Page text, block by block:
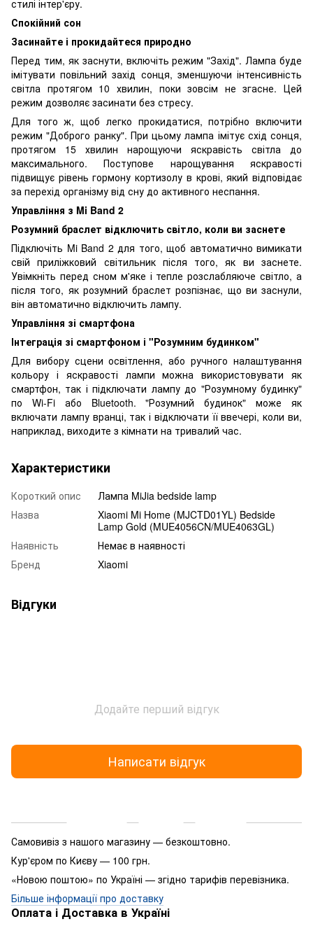
стилі інтер'єру.
Спокійний сон
Засинайте і прокидайтеся природно
Перед тим, як заснути, включіть режим "Захід". Лампа буде
імітувати повільний захід сонця, зменшуючи інтенсивність
світла протягом 10 хвилин, поки зовсім не згасне. Цей
режим дозволяє засинати без стресу.
Для того ж, щоб легко прокидатися, потрібно включити
режим "Доброго ранку". При цьому лампа імітує схід сонця,
протягом 15 хвилин нарощуючи яскравість світла до
максимального. Поступове нарощування яскравості
підвищує рівень гормону кортизолу в крові, який відповідає
за перехід організму від сну до активного неспання.
Управління з Mi Band 2
Розумний браслет відключить світло, коли ви заснете
Підключіть Mi Band 2 для того, щоб автоматично вимикати
свій приліжковий світильник після того, як ви заснете.
Увімкніть перед сном м'яке і тепле розслабляюче світло, а
після того, як розумний браслет розпізнає, що ви заснули,
він автоматично відключить лампу.
Управління зі смартфона
Інтеграція зі смартфоном і "Розумним будинком"
Для вибору сцени освітлення, або ручного налаштування
кольору і яскравості лампи можна використовувати як
смартфон, так і підключати лампу до "Розумному будинку"
по Wi-Fi або Bluetooth. "Розумний будинок" може як
включати лампу вранці, так і відключати її ввечері, коли ви,
наприклад, виходите з кімнати на тривалий час.
Характеристики
Короткий опис
Лампа MiJia bedside lamp
Назва
Xiaomi Mi Home (MJCTD01YL) Bedside
Lamp Gold (MUE4056CN/MUE4063GL)
Наявність
Немає в наявності
Бренд
Xiaomi
Відгуки
Додайте перший відгук
Написати відгук
Самовивіз з нашого магазину — безкоштовно.
Кур'єром по Києву — 100 грн.
«Новою поштою» по Україні — згідно тарифів перевізника.
Більше інформації про доставку
Оплата і Доставка в Україні